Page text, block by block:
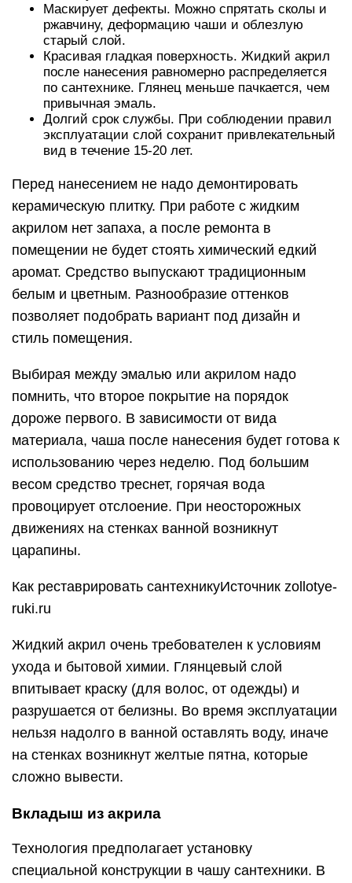
Маскирует дефекты. Можно спрятать сколы и
ржавчину, деформацию чаши и облезлую
старый слой.
Красивая гладкая поверхность. Жидкий акрил
после нанесения равномерно распределяется
по сантехнике. Глянец меньше пачкается, чем
привычная эмаль.
Долгий срок службы. При соблюдении правил
эксплуатации слой сохранит привлекательный
вид в течение 15-20 лет.
Перед нанесением не надо демонтировать
керамическую плитку. При работе с жидким
акрилом нет запаха, а после ремонта в
помещении не будет стоять химический едкий
аромат. Средство выпускают традиционным
белым и цветным. Разнообразие оттенков
позволяет подобрать вариант под дизайн и
стиль помещения.
Выбирая между эмалью или акрилом надо
помнить, что второе покрытие на порядок
дороже первого. В зависимости от вида
материала, чаша после нанесения будет готова к
использованию через неделю. Под большим
весом средство треснет, горячая вода
провоцирует отслоение. При неосторожных
движениях на стенках ванной возникнут
царапины.
Как реставрировать сантехникуИсточник zollotye-
ruki.ru
Жидкий акрил очень требователен к условиям
ухода и бытовой химии. Глянцевый слой
впитывает краску (для волос, от одежды) и
разрушается от белизны. Во время эксплуатации
нельзя надолго в ванной оставлять воду, иначе
на стенках возникнут желтые пятна, которые
сложно вывести.
Вкладыш из акрила
Технология предполагает установку
специальной конструкции в чашу сантехники. В